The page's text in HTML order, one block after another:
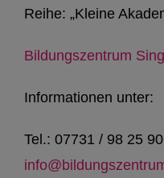
Reihe: „Kleine
Bildungszentrum
Informationen unter:
Tel.: 07731 / 98 25 90